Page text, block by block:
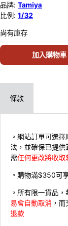
品牌: Tamiya
比例: 1/32
尚有庫存
加入購物車
條款
。網站訂單可選
法，並確保已提供
需任何更改將收
。購物滿$350可
。所有限一貨品，
易會自動取消 ，
退款